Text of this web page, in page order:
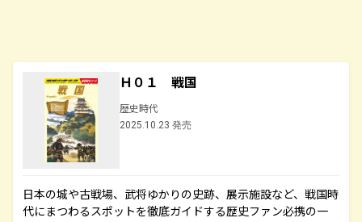
Ｈ０１ 戦国
歴史時代
2025.10.23 発売
日本の城や古戦場、武将ゆかりの史跡、展示施設など、戦国時
代にまつわるスポットを徹底ガイドする歴史ファン必携の一